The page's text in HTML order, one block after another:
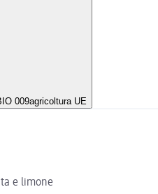
009agricoltura UE
e limone